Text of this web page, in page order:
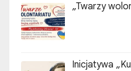
„Twarzy
Inicjatywa